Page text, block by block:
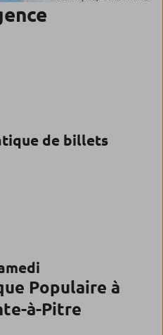
de billets
Populaire à
à-Pitre